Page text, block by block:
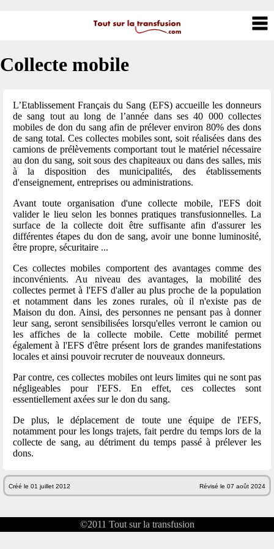
Collecte mobile
L’Etablissement Français du Sang (EFS) accueille les donneurs
de sang tout au long de l’année dans ses 40 000 collectes
mobiles de don du sang afin de prélever environ 80% des dons
de sang total. Ces collectes mobiles sont, soit réalisées dans des
camions de prélèvements comportant tout le matériel nécessaire
au don du sang, soit sous des chapiteaux ou dans des salles, mis
à la disposition des municipalités, des établissements
d'enseignement, entreprises ou administrations.
Avant toute organisation d'une collecte mobile, l'EFS doit
valider le lieu selon les bonnes pratiques transfusionnelles. La
surface de la collecte doit être suffisante afin d'assurer les
différentes étapes du don de sang, avoir une bonne luminosité,
être propre, sécuritaire ...
Ces collectes mobiles comportent des avantages comme des
inconvénients. Au niveau des avantages, la mobilité des
collectes permet à l'EFS d'aller au plus proche de la population
et notamment dans les zones rurales, où il n'existe pas de
Maison du don. Ainsi, des personnes ne pensant pas à donner
leur sang, seront sensibilisées lorsqu'elles verront le camion ou
les affiches de la collecte mobile. Cette mobilité permet
également à l'EFS d'être présent lors de grandes manifestations
locales et ainsi pouvoir recruter de nouveaux donneurs.
Par contre, ces collectes mobiles ont leurs limites qui ne sont pas
négligeables pour l'EFS. En effet, ces collectes sont
essentiellement axées sur le don du sang.
De plus, le déplacement de toute une équipe de l'EFS,
notamment pour les longs trajets, fait perdre du temps lors de la
collecte de sang, au détriment du temps passé à prélever les
dons.
Créé le 01 juillet 2012 Révisé le 07 août 2024
©2011 Tout sur la transfusion